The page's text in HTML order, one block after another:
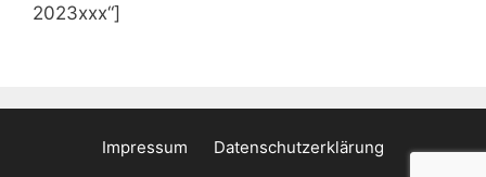
2023xxx“]
Impressum Datenschutzerklärung